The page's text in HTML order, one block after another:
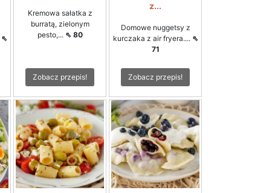
⇖
Kremowa sałatka z
burratą, zielonym
pesto,... ⇖ 80
Zobacz przepis!
z...
Domowe nuggetsy z
kurczaka z air fryera.... ⇖
71
Zobacz przepis!